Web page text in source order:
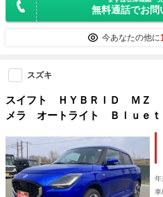
無料通話でお問
今あなたの他に
スズキ
スイフト ＨＹＢＲＩＤ ＭＺ
メラ オートライト Ｂｌｕｅ
ュスタート シートヒーター
ティーサポート ４ＷＤ 衝突
グストップ 横滑り防止機能
年
車